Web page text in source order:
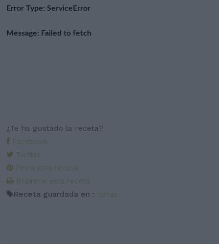
¿Te ha gustado la receta?
Facebook
Twitter
Pinea esta receta
Imprime esta receta
Receta guardada en : tartas